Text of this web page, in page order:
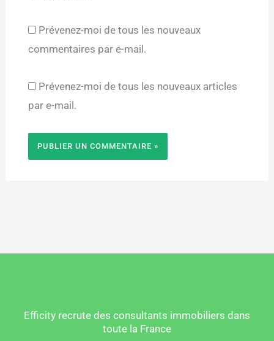
Prévenez-moi de tous les nouveaux
commentaires par e-mail.
Prévenez-moi de tous les nouveaux articles
par e-mail.
Efficity recrute des consultants immobiliers dans
toute la France